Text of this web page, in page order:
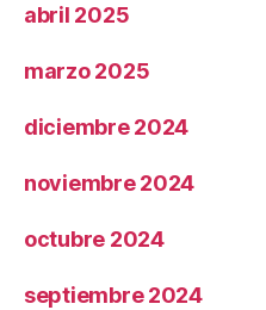
abril 2025
marzo 2025
diciembre 2024
noviembre 2024
octubre 2024
septiembre 2024